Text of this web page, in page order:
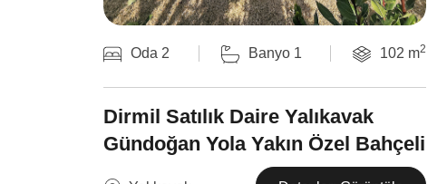
Oda 2 Banyo 1 102 m2
Dirmil Satılık Daire Yalıkavak
Gündoğan Yola Yakın Özel Bahçeli